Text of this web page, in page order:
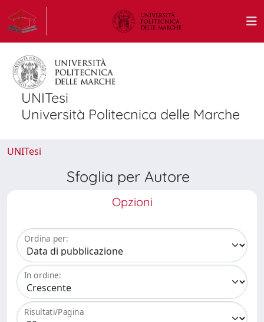
UNITesi
Università Politecnica delle Marche
UNITesi
Sfoglia per Autore
Opzioni
Ordina per:
In ordine:
Risultati/Pagina